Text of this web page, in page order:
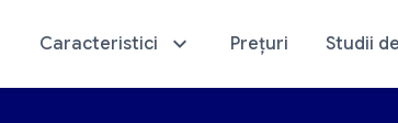
Caracteristici Prețuri Studii